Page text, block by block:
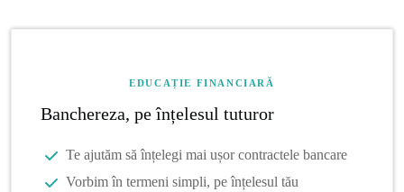
EDUCAȚIE FINANCIARĂ
Banchereza, pe înțelesul tuturor
Te ajutăm să înțelegi mai ușor contractele bancare
Vorbim în termeni simpli, pe înțelesul tău